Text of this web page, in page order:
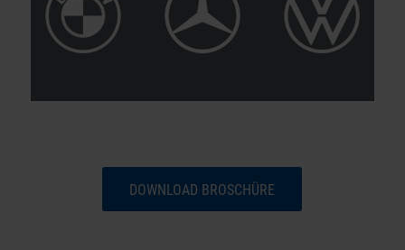
DOWNLOAD BROSCHÜRE